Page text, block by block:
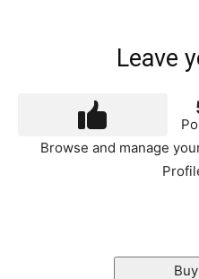
Leave
Browse and manage